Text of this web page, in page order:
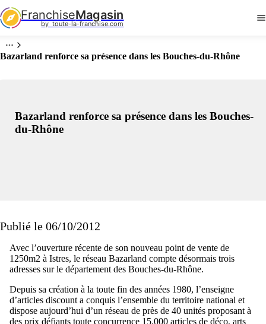
FranchiseMagasin
by  toute-la-franchise.com
Bazarland renforce sa présence dans les Bouches-du-Rhône
Bazarland renforce sa présence dans les Bouches-
du-Rhône
Publié le 06/10/2012
Avec l’ouverture récente de son nouveau point de vente de
1250m2 à Istres, le réseau Bazarland compte désormais trois
adresses sur le département des Bouches-du-Rhône.
Depuis sa création à la toute fin des années 1980, l’enseigne
d’articles discount a conquis l’ensemble du territoire national et
dispose aujourd’hui d’un réseau de près de 40 unités proposant à
des prix défiants toute concurrence 15.000 articles de déco, arts